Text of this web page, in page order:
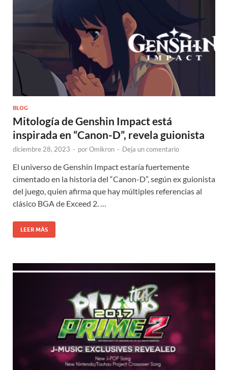
BLOG
Mitología de Genshin Impact está
inspirada en “Canon-D”, revela guionista
diciembre 28, 2023 - porOmikron - Deja un comentario
El universo de Genshin Impact estaría fuertemente
cimentado en la historia del “Canon-D”, según ex guionista
del juego, quien afirma que hay múltiples referencias al
clásico BGA de Exceed 2. …
LEER MÁS